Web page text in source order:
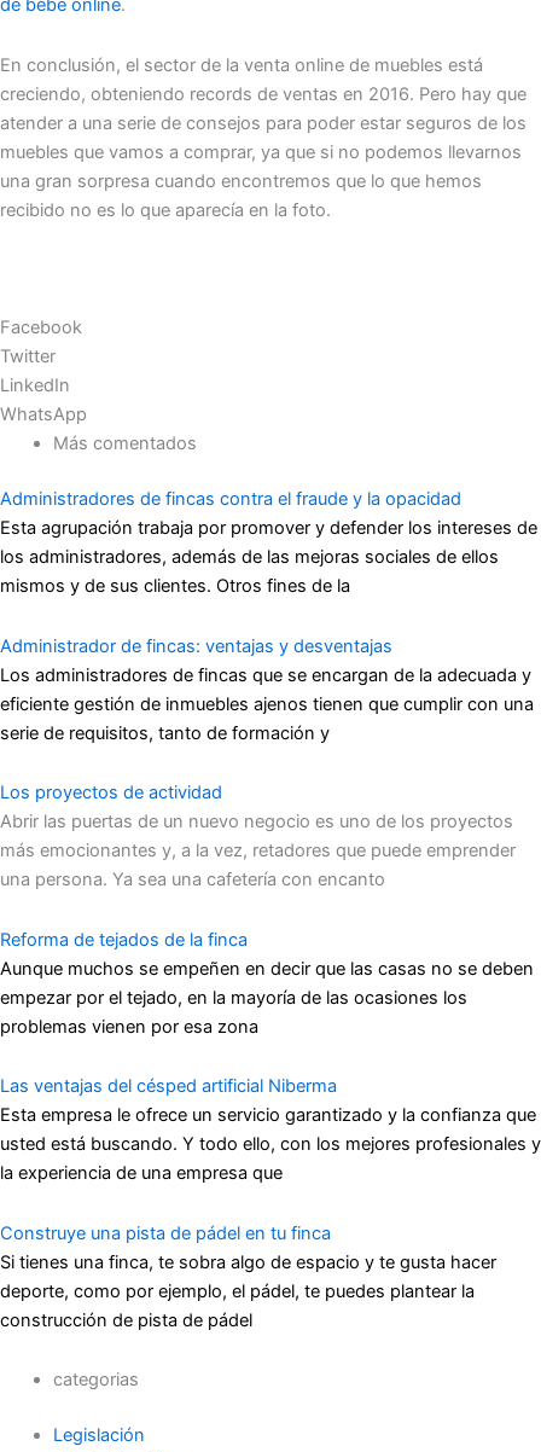
de bebé online.
En conclusión, el sector de la venta online de muebles está
creciendo, obteniendo records de ventas en 2016. Pero hay que
atender a una serie de consejos para poder estar seguros de los
muebles que vamos a comprar, ya que si no podemos llevarnos
una gran sorpresa cuando encontremos que lo que hemos
recibido no es lo que aparecía en la foto.
Facebook
Twitter
LinkedIn
WhatsApp
Más comentados
Administradores de fincas contra el fraude y la opacidad
Esta agrupación trabaja por promover y defender los intereses de
los administradores, además de las mejoras sociales de ellos
mismos y de sus clientes. Otros fines de la
Administrador de fincas: ventajas y desventajas
Los administradores de fincas que se encargan de la adecuada y
eficiente gestión de inmuebles ajenos tienen que cumplir con una
serie de requisitos, tanto de formación y
Los proyectos de actividad
Abrir las puertas de un nuevo negocio es uno de los proyectos
más emocionantes y, a la vez, retadores que puede emprender
una persona. Ya sea una cafetería con encanto
Reforma de tejados de la finca
Aunque muchos se empeñen en decir que las casas no se deben
empezar por el tejado, en la mayoría de las ocasiones los
problemas vienen por esa zona
Las ventajas del césped artificial Niberma
Esta empresa le ofrece un servicio garantizado y la confianza que
usted está buscando. Y todo ello, con los mejores profesionales y
la experiencia de una empresa que
Construye una pista de pádel en tu finca
Si tienes una finca, te sobra algo de espacio y te gusta hacer
deporte, como por ejemplo, el pádel, te puedes plantear la
construcción de pista de pádel
categorias
Legislación